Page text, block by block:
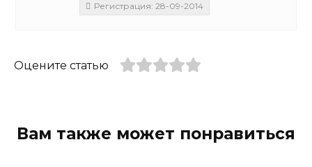
Регистрация: 28-09-2014
Оцените статью
Вам также может понравиться